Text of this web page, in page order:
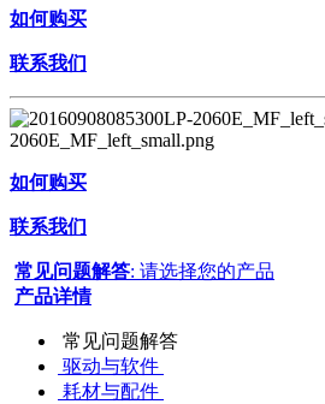
如何购买
联系我们
如何购买
联系我们
常见问题解答: 请选择您的产品
产品详情
常见问题解答
驱动与软件
耗材与配件